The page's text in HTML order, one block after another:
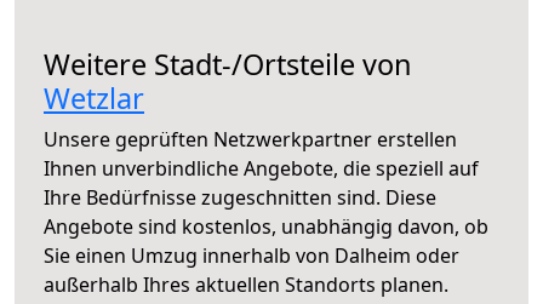
Weitere Stadt-/Ortsteile von
Wetzlar
Unsere geprüften Netzwerkpartner erstellen
Ihnen unverbindliche Angebote, die speziell auf
Ihre Bedürfnisse zugeschnitten sind. Diese
Angebote sind kostenlos, unabhängig davon, ob
Sie einen Umzug innerhalb von Dalheim oder
außerhalb Ihres aktuellen Standorts planen.